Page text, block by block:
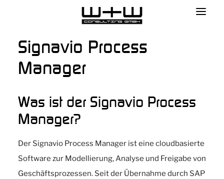
Signavio Process
Manager
Was ist der Signavio Process
Manager?
Der Signavio Process Manager ist eine cloudbasierte
Software zur Modellierung, Analyse und Freigabe von
Geschäftsprozessen. Seit der Übernahme durch SAP